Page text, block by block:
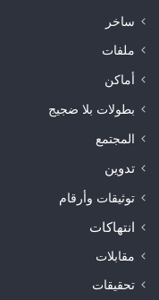
ساخر
ملفات
أماكن
بطولات بلا ضجيج
المجتمع
تدوين
توثيقات وأرقام
انتهاكات
مقابلات
تحقيقات